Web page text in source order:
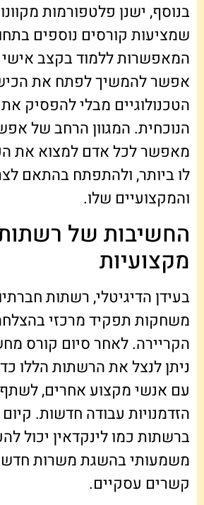
בנוסף, ישנן פלטפורמות
שמציעות קורסים נוספים
המאפשרות ללמוד בקצב אישי
אפשר להמשיך לפתח את
הטכנולוגיים מבלי להפסיק
הנוכחית. המגוון הרחב של
מאפשר לכל אדם למצוא את
לו ביותר, ולהתפתח בהתאם
והמקצועיים שלו.
החשיבות של
מקצועיות
בעידן הדיגיטלי, רשתות
משחקות תפקיד מרכזי
הקריירה. לאחר סיום קורס
ניתן לנצל את הרשתות הללו
עם אנשי מקצוע אחרים, לשתף
הזדמנויות עבודה חדשות.
ברשתות כמו לינקדאין יכול
משמעותי בהשגת משרות
קשרים עסקיים.